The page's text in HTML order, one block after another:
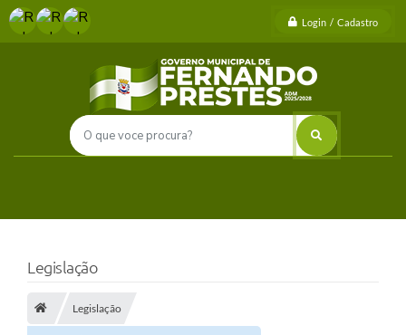
Login / Cadastro
Legislação
Legislação